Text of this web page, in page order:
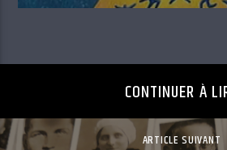
CONTINUER À
ARTICLE SUIVANT